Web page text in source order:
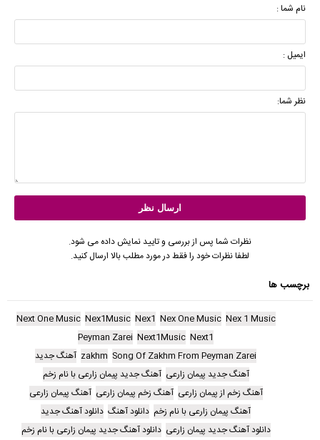
نام شما :
ایمیل :
نظر شما:
نظرات شما پس از بررسی و تایید نمایش داده می شود.
لطفا نظرات خود را فقط در مورد مطلب بالا ارسال کنید.
برچسب ها
Nex 1 Music
Nex One Music
Nex1
Nex1Music
Next One Music
Next1
Next1Music
Peyman Zarei
Song Of Zakhm From Peyman Zarei
zakhm آهنگ جدید
آهنگ جدید پیمان زارعی آهنگ جدید پیمان زارعی با نام زخم
آهنگ زخم از پیمان زارعی آهنگ زخم پیمان زارعی آهنگ پیمان زارعی
آهنگ پیمان زارعی با نام زخم دانلود آهنگ دانلود آهنگ جدید
دانلود آهنگ جدید پیمان زارعی دانلود آهنگ جدید پیمان زارعی با نام زخم